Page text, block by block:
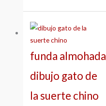
funda almohada
dibujo gato de
la suerte chino